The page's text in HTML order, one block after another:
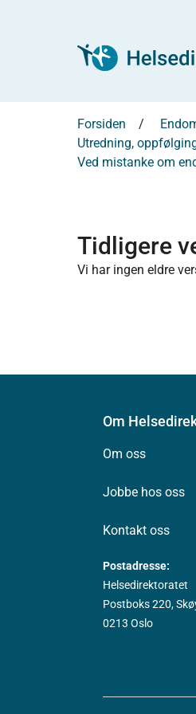
Forsiden
Utredning,
Ved mistanke om
Tidligere
Vi har ingen eldre
Om
Om oss
Jobbe hos oss
Kontakt oss
Postadresse:
Helsedirektoratet
Postboks 220,
0213 Oslo